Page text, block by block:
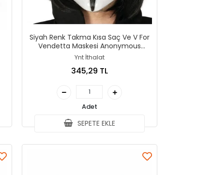
Siyah Renk Takma Kısa Saç Ve V For
Vendetta Maskesi Anonymous
Maskesi
Ynt İthalat
345,29 TL
Adet
SEPETE EKLE